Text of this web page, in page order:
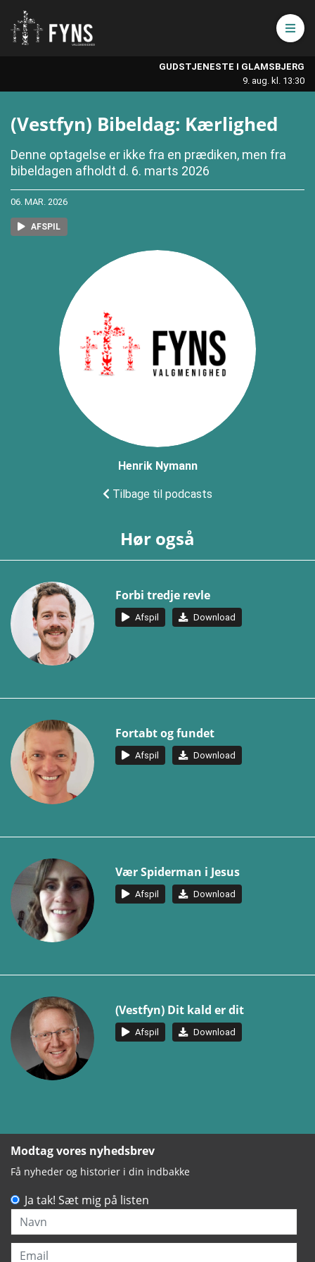
GUDSTJENESTE I GLAMSBJERG
9. aug. kl. 13:30
Åbn
Henrik Nymann
Tilbage til podcasts
(Vestfyn) Bibeldag: Kærlighed
Denne optagelse er ikke fra en prædiken, men fra
bibeldagen afholdt d. 6. marts 2026
06. MAR. 2026
AFSPIL
Hør også
Forbi tredje revle
Afspil Download
Fortabt og fundet
Afspil Download
Vær Spiderman i Jesus
Afspil Download
(Vestfyn) Dit kald er dit
Afspil Download
Modtag vores nyhedsbrev
Få nyheder og historier i din indbakke
Ja tak! Sæt mig på listen
Navn
Email